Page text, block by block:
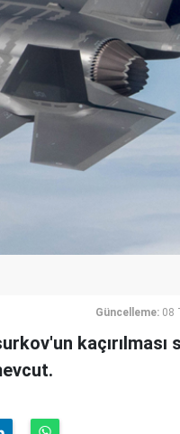
Güncelleme: 08
kaçırılması